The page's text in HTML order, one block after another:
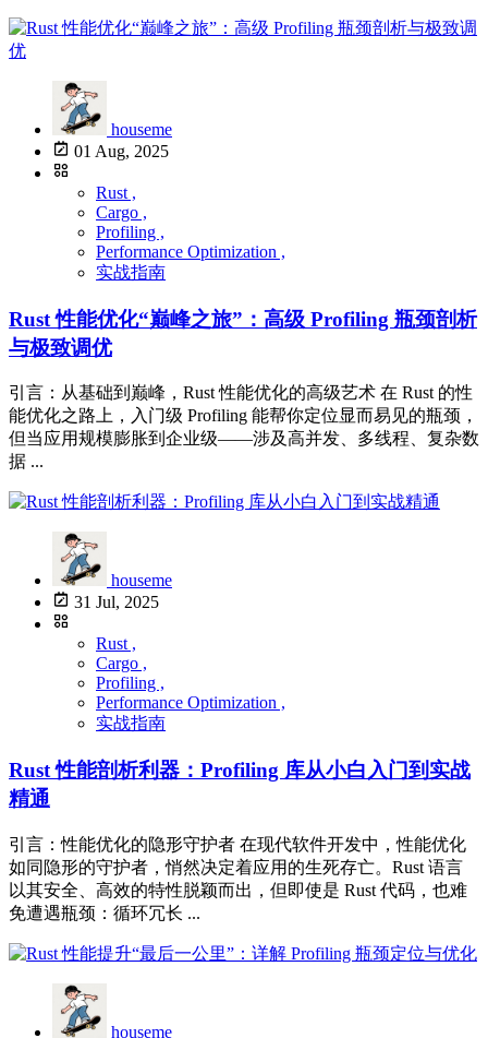
houseme
01 Aug, 2025
Rust ,
Cargo ,
Profiling ,
Performance Optimization ,
实战指南
Rust 性能优化“巅峰之旅”：高级 Profiling 瓶颈剖析
与极致调优
引言：从基础到巅峰，Rust 性能优化的高级艺术 在 Rust 的性
能优化之路上，入门级 Profiling 能帮你定位显而易见的瓶颈，
但当应用规模膨胀到企业级——涉及高并发、多线程、复杂数
据 ...
houseme
31 Jul, 2025
Rust ,
Cargo ,
Profiling ,
Performance Optimization ,
实战指南
Rust 性能剖析利器：Profiling 库从小白入门到实战
精通
引言：性能优化的隐形守护者 在现代软件开发中，性能优化
如同隐形的守护者，悄然决定着应用的生死存亡。Rust 语言
以其安全、高效的特性脱颖而出，但即使是 Rust 代码，也难
免遭遇瓶颈：循环冗长 ...
houseme